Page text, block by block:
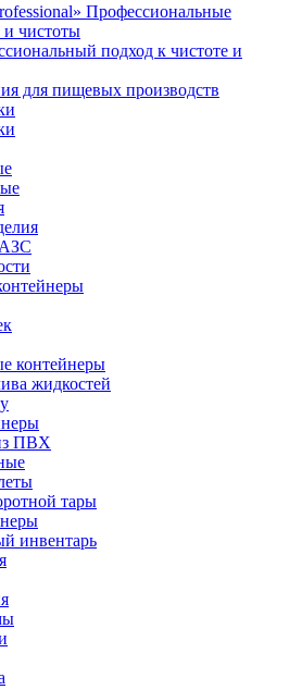
Профессиональные
и чистоты
подход к чистоте и
для пищевых производств
контейнеры
жидкостей
ПВХ
тары
инвентарь